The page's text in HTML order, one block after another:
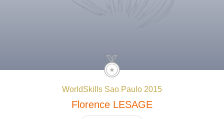
WorldSkills Sao Paulo 2015
Florence LESAGE